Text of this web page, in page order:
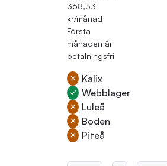
368,33
kr/månad
Första
månaden är
betalningsfri
Kalix
Webblager
Luleå
Boden
Piteå